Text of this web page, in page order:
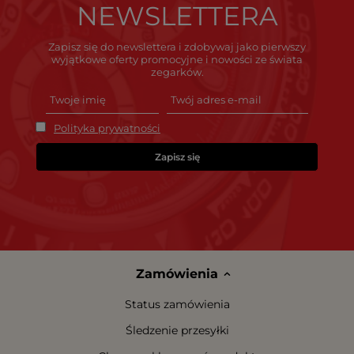
NEWSLETTERA
Zapisz się do newslettera i zdobywaj jako pierwszy
wyjątkowe oferty promocyjne i nowości ze świata
zegarków.
Polityka prywatności
Zapisz się
Zamówienia
Status zamówienia
Śledzenie przesyłki